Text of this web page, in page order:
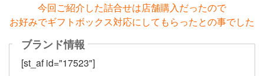
今回ご紹介した詰合せは店舗購入だったので
お好みでギフトボックス対応にしてもらったとの事でした
ブランド情報
[st_af id="17523"]